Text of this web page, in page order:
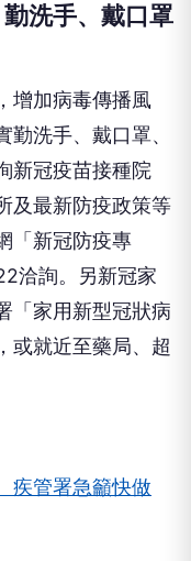
洗手、戴口罩
增加病毒傳播風
洗手、戴口罩、
新冠疫苗接種院
及最新防疫政策等
「新冠防疫專
洽詢。另新冠家
「家用新型冠狀病
或就近至藥局、超
疾管署急籲快做